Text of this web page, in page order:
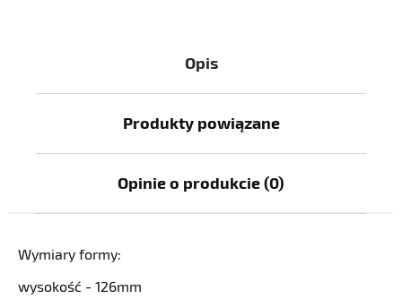
Opis
Produkty powiązane
Opinie o produkcie (0)
Wymiary formy:
wysokość - 126mm